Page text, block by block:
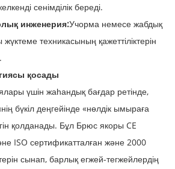
сенімділік береді.
инженерия:Учорма немесе жабдық
техникасының қажеттіліктерін
қосады
үшін жаһандық бағдар ретінде,
бүкіл деңгейінде «нөлдік ымыраға
қолданады. Бұл Брюс якоры CE
ISO сертификатталған және 2000
сынап, барлық егжей-тегжейлердің